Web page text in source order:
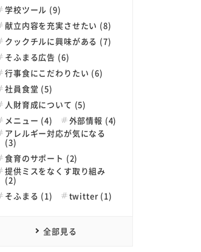
学校ツール (9)
献立内容を充実させたい (8)
クックチルに興味がある (7)
そふまる広告 (6)
行事食にこだわりたい (6)
社員食堂 (5)
人財育成について (5)
メニュー (4)
外部情報 (4)
アレルギー対応が気になる
(3)
食育のサポート (2)
提供ミスをなくす取り組み
(2)
そふまる (1)
twitter (1)
全部見る